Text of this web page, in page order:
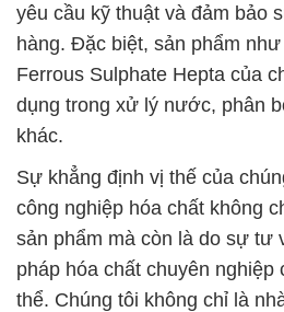
yêu cầu kỹ thuật và đảm bảo
hàng. Đặc biệt, sản phẩm
Ferrous Sulphate Hepta của
dụng trong xử lý nước, phân
khác.
Sự khẳng định vị thế của
công nghiệp hóa chất không
sản phẩm mà còn là do sự tư
pháp hóa chất chuyên
thể. Chúng tôi không chỉ là